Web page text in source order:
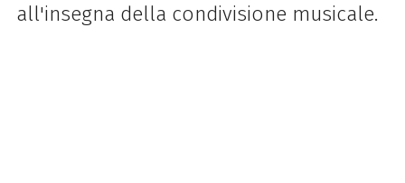
all'insegna della condivisione musicale.